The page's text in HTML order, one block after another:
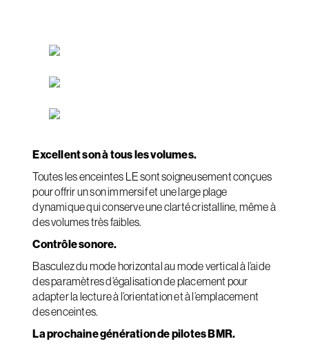
Excellent son à tous les volumes.
Toutes les enceintes LE sont soigneusement conçues
pour offrir un son immersif et une large plage
dynamique qui conserve une clarté cristalline, même à
des volumes très faibles.
Contrôle sonore.
Basculez du mode horizontal au mode vertical à l’aide
des paramètres d’égalisation de placement pour
adapter la lecture à l’orientation et à l’emplacement
des enceintes.
La prochaine génération de pilotes BMR.